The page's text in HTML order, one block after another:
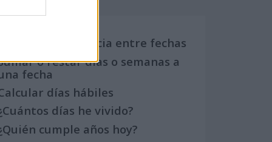
Calcula la diferencia entre fechas
o restar días o semanas a
fecha
días hábiles
días he vivido?
cumple años hoy?